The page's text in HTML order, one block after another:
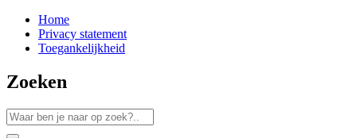
Home
Privacy statement
Toegankelijkheid
Zoeken